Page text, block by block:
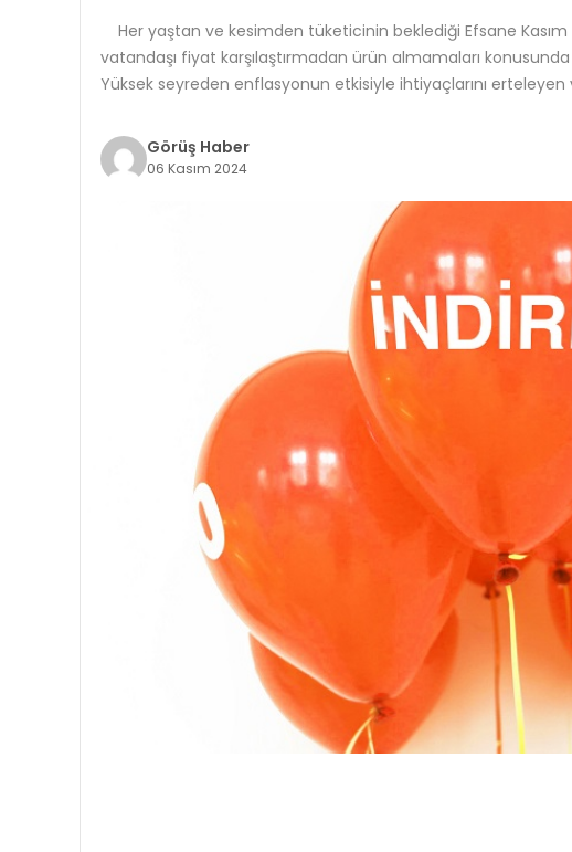
Her yaştan ve kesimden tüketicinin beklediği Efsane
vatandaşı fiyat karşılaştırmadan ürün almamaları konusunda
Yüksek seyreden enflasyonun etkisiyle ihtiyaçlarını
Görüş Haber
06 Kasım 2024